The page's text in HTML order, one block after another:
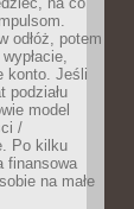
odłóż, potem
konto. Jeśli
podziału
model
/
Po kilku
finansowa
na małe